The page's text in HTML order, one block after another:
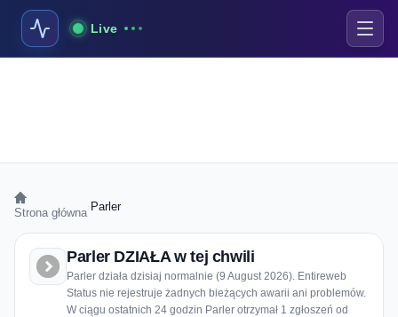
Live
Strona główna Parler
Parler DZIAŁA w tej chwili
Parler działa dzisiaj normalnie (9 August 2026). Entireweb
Status nie rejestruje żadnych bieżących awarii ani problemów.
W ciągu ostatnich 24 godzin Parler otrzymał 1 zgłoszeń od